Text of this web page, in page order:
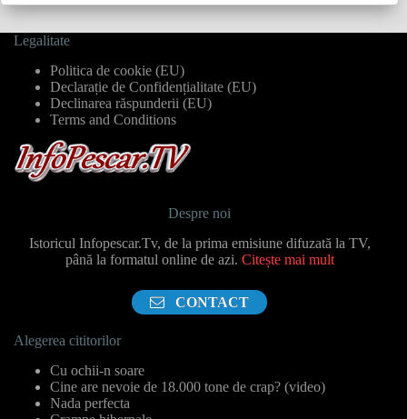
Legalitate
Politica de cookie (EU)
Declarație de Confidențialitate (EU)
Declinarea răspunderii (EU)
Terms and Conditions
Despre noi
Istoricul Infopescar.Tv, de la prima emisiune difuzată la TV,
până la formatul online de azi. Citește mai mult
CONTACT
Alegerea cititorilor
Cu ochii-n soare
Cine are nevoie de 18.000 tone de crap? (video)
Nada perfecta